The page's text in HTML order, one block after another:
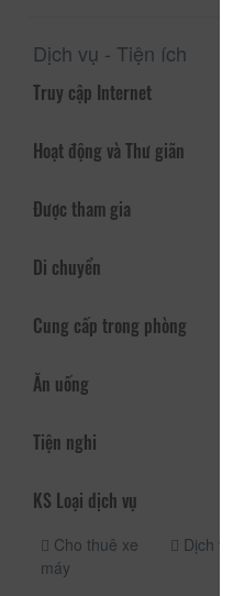
Dịch vụ - Tiện ích
Truy cập Internet
Hoạt động và Thư giãn
Được tham gia
Di chuyển
Cung cấp trong phòng
Ăn uống
Tiện nghi
KS Loại dịch vụ
Cho thuê xe
máy
Dịch vụ